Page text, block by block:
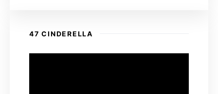
47 CINDERELLA